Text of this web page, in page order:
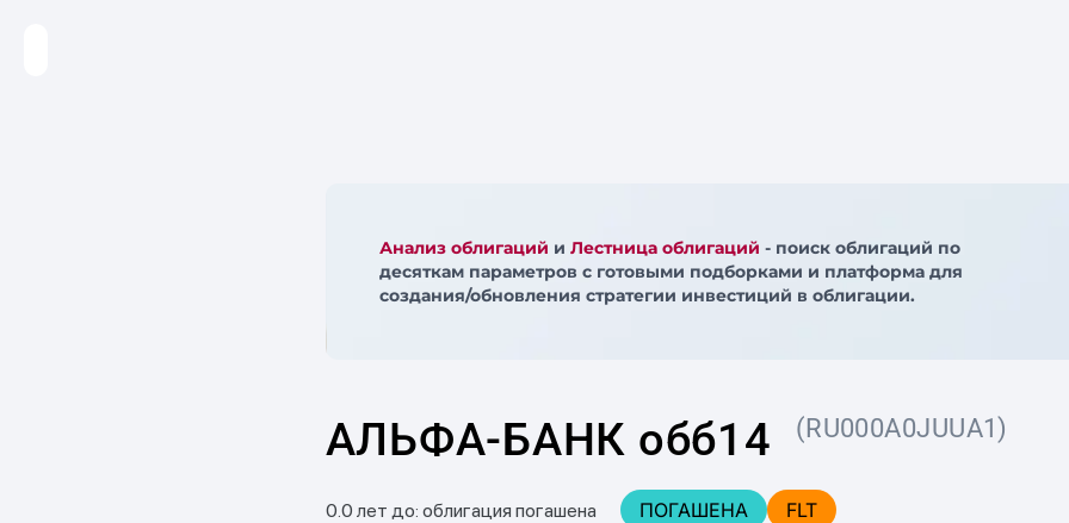
Анализ облигаций и Лестница облигаций - поиск облигаций по
десяткам параметров с готовыми подборками и платформа для
создания/обновления стратегии инвестиций в облигации.
АЛЬФА-БАНК обб14 (RU000A0JUUA1)
0.0 лет до: облигация погашена ПОГАШЕНА FLT